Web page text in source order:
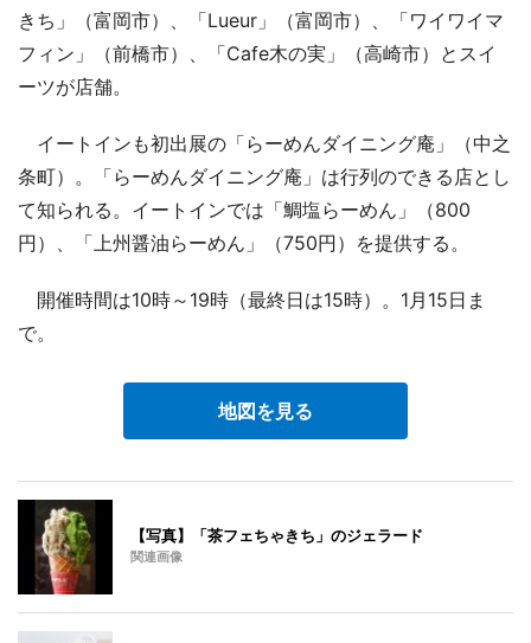
きち」（富岡市）、「Lueur」（富岡市）、「ワイワイマ
フィン」（前橋市）、「Cafe木の実」（高崎市）とスイ
ーツが店舗。
イートインも初出展の「らーめんダイニング庵」（中之
条町）。「らーめんダイニング庵」は行列のできる店とし
て知られる。イートインでは「鯛塩らーめん」（800
円）、「上州醤油らーめん」（750円）を提供する。
開催時間は10時～19時（最終日は15時）。1月15日ま
で。
地図を見る
【写真】「茶フェちゃきち」のジェラード
関連画像